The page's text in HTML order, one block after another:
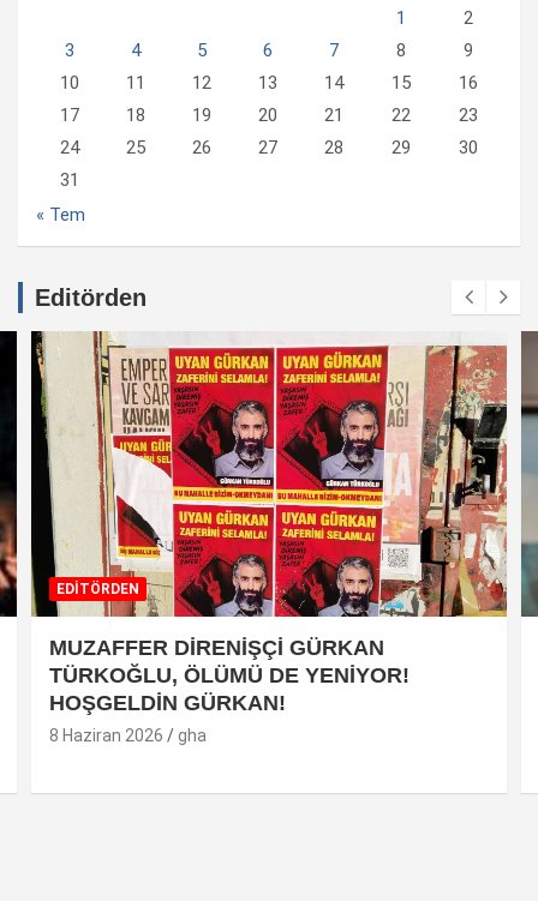
1
2
3
4 5 6 7 8
9
10
11 12 13 14 15
16
17
18 19 20 21 22
23
24
25 26 27 28 29
30
31
« Tem
Editörden
EDİTÖRDEN
MUZAFFER DİRENİŞÇİ GÜRKAN
TÜRKOĞLU, ÖLÜMÜ DE YENİYOR!
HOŞGELDİN GÜRKAN!
8 Haziran 2026 gha